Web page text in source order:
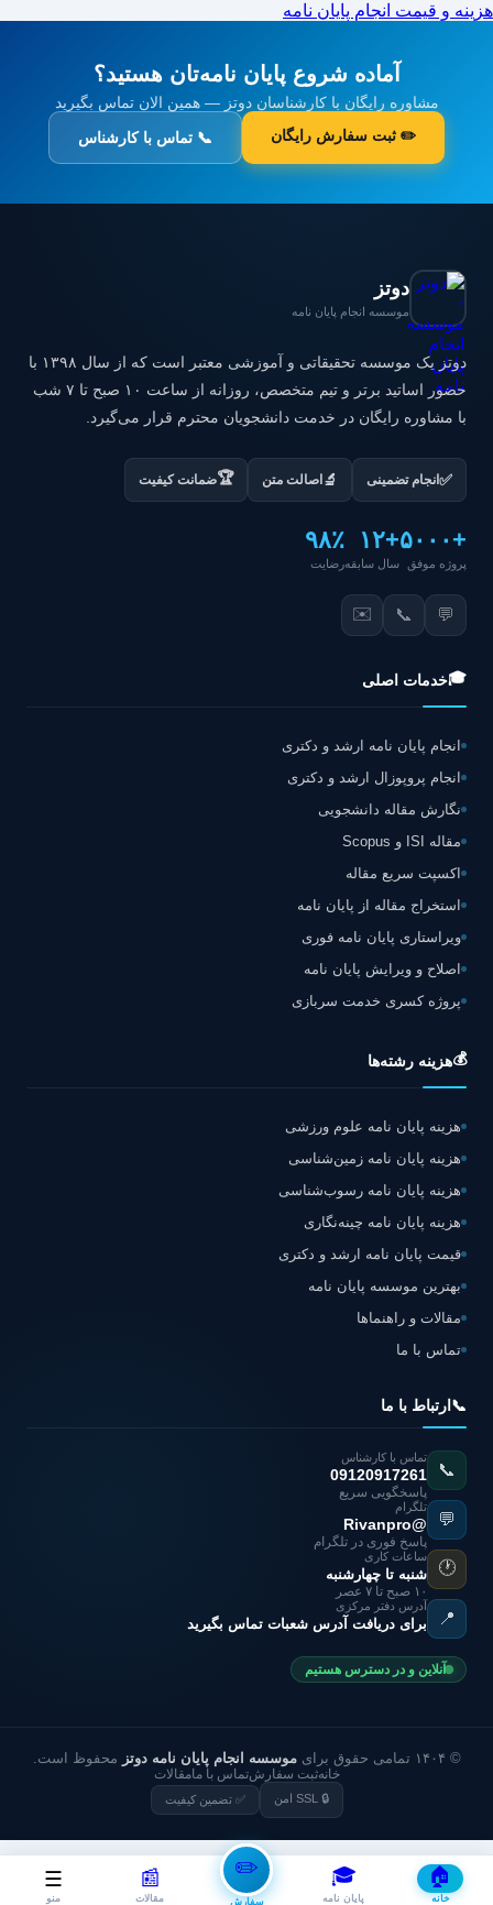
🏠
خانه
🎓
پایان نامه
✏️
سفارش
📰
مقالات
☰
منو
هزینه و قیمت انجام پایان نامه
آماده شروع پایان نامه‌تان هستید؟
مشاوره رایگان با کارشناسان دوتز — همین الان تماس بگیرید
✏️ ثبت سفارش رایگان 📞 تماس با کارشناس
دوتز
موسسه انجام پایان نامه
دوتز یک موسسه تحقیقاتی و آموزشی معتبر است که از سال ۱۳۹۸ با
حضور اساتید برتر و تیم متخصص، روزانه از ساعت ۱۰ صبح تا ۷ شب
با مشاوره رایگان در خدمت دانشجویان محترم قرار می‌گیرد.
✅ انجام تضمینی 🔬 اصالت متن 🏆ضمانت کیفیت
+۵۰۰۰
پروژه موفق
+۱۲
سال سابقه
۹۸٪
رضایت
💬
📞
✉️
🎓خدمات اصلی
انجام پایان نامه ارشد و دکتری
انجام پروپوزال ارشد و دکتری
نگارش مقاله دانشجویی
مقاله ISI و Scopus
اکسپت سریع مقاله
استخراج مقاله از پایان نامه
ویراستاری پایان نامه فوری
اصلاح و ویرایش پایان نامه
پروژه کسری خدمت سربازی
💰هزینه رشته‌ها
هزینه پایان نامه علوم ورزشی
هزینه پایان نامه زمین‌شناسی
هزینه پایان نامه رسوب‌شناسی
هزینه پایان نامه چینه‌نگاری
قیمت پایان نامه ارشد و دکتری
بهترین موسسه پایان نامه
مقالات و راهنماها
تماس با ما
📞 ارتباط با ما
📞
تماس با کارشناس
09120917261
پاسخگویی سریع
💬
تلگرام
@Rivanpro
پاسخ فوری در تلگرام
🕐
ساعات کاری
شنبه تا چهارشنبه
۱۰ صبح تا ۷ عصر
📍
آدرس دفتر مرکزی
برای دریافت آدرس شعبات تماس بگیرید
آنلاین و در دسترس هستیم
© ۱۴۰۴ تمامی حقوق برای موسسه انجام پایان نامه دوتز
محفوظ است.
خانهثبت سفارشتماس با مامقالات
🔒 SSL امن ✅ تضمین کیفیت